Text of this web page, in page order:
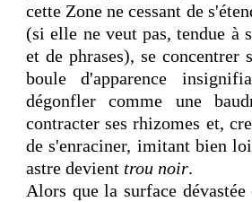
cette Zone ne cessant de
(si elle ne veut pas, tendue à
et de phrases), se
boule d'apparence
dégonfler comme une
contracter ses rhizomes et,
de s'enraciner, imitant bien
astre devient trou noir.
Alors que la surface